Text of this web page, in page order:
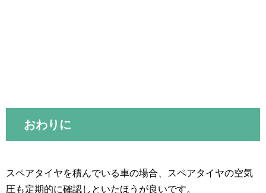
おわりに
スペアタイヤを積んでいる車の場合、スペアタイヤの空気
圧も定期的に確認しといたほうが良いです。